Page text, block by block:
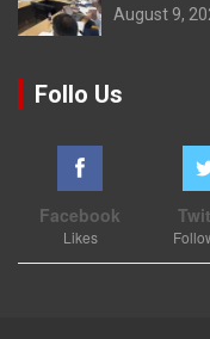
August 9,
Follo Us
Facebook
Likes